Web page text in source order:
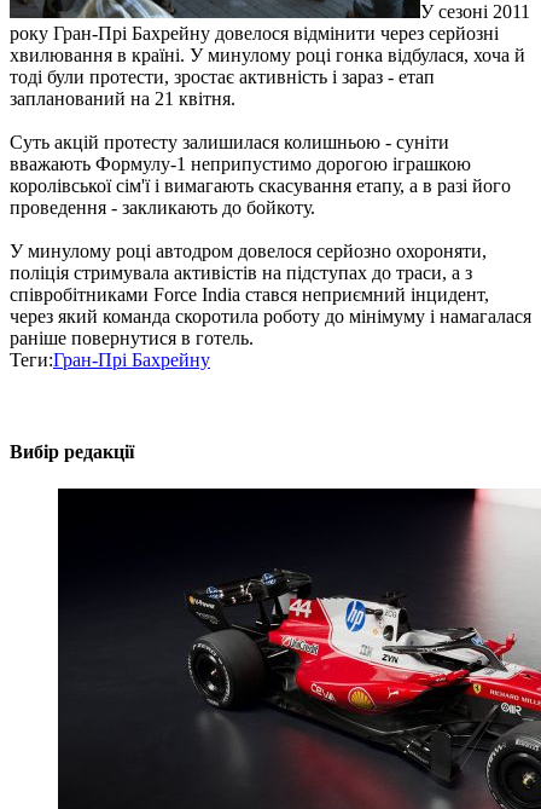
У сезоні 2011
року Гран-Прі Бахрейну довелося відмінити через серйозні
хвилювання в країні. У минулому році гонка відбулася, хоча й
тоді були протести, зростає активність і зараз - етап
запланований на 21 квітня.
Суть акцій протесту залишилася колишньою - суніти
вважають Формулу-1 неприпустимо дорогою іграшкою
королівської сім'ї і вимагають скасування етапу, а в разі його
проведення - закликають до бойкоту.
У минулому році автодром довелося серйозно охороняти,
поліція стримувала активістів на підступах до траси, а з
співробітниками Force India стався неприємний інцидент,
через який команда скоротила роботу до мінімуму і намагалася
раніше повернутися в готель.
Теги:Гран-Прі Бахрейну
Вибір редакції